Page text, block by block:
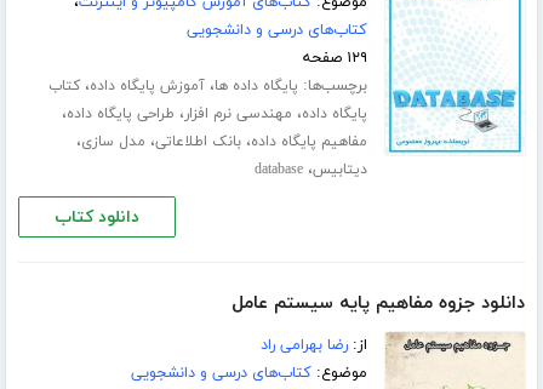
کتاب‌های درسی و دانشجویی
۱۲۹ صفحه
برچسب‌ها: پایگاه داده ها،آموزش پایگاه داده،کتاب
پایگاه داده، مهندسی نرم افزار، طراحی پایگاه داده،
مفاهیم پایگاه داده،بانک اطلاعاتی، مدل سازی،
دیتابیس،database
دانلود کتاب
دانلود جزوه مفاهیم پایه سیستم عامل
از:رضا بهرامی راد
موضوع:کتاب‌های درسی و دانشجویی